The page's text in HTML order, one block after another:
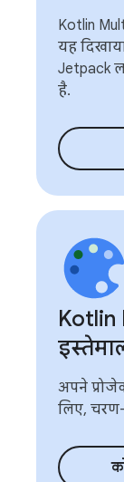
Kotlin
यह
Jetpack
है.
Kotlin
अपने
लिए,